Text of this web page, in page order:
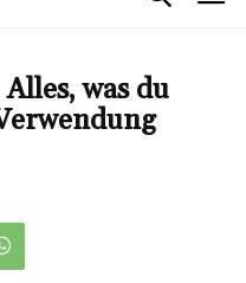
was du